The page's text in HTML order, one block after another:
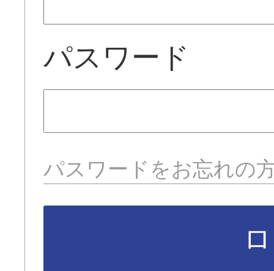
パスワード
パスワードをお忘れの